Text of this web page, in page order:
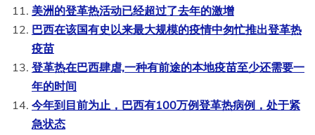
美洲的登革热活动已经超过了去年的激增
巴西在该国有史以来最大规模的疫情中匆忙推出登革热
疫苗
登革热在巴西肆虐,一种有前途的本地疫苗至少还需要一
年的时间
今年到目前为止，巴西有100万例登革热病例，处于紧
急状态